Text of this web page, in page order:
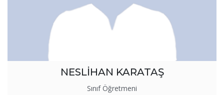
NESLİHAN KARATAŞ
Sınıf Öğretmeni